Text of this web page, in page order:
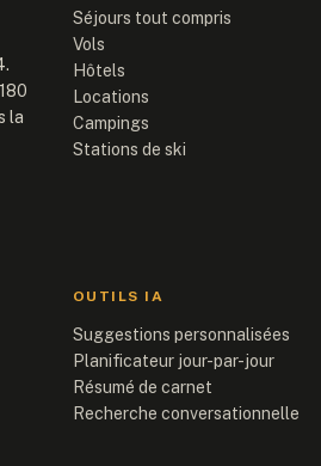
la
Séjours tout compris
Vols
Hôtels
Locations
Campings
Stations de ski
OUTILS IA
Suggestions personnalisées
Planificateur jour-par-jour
Résumé de carnet
Recherche conversationnelle